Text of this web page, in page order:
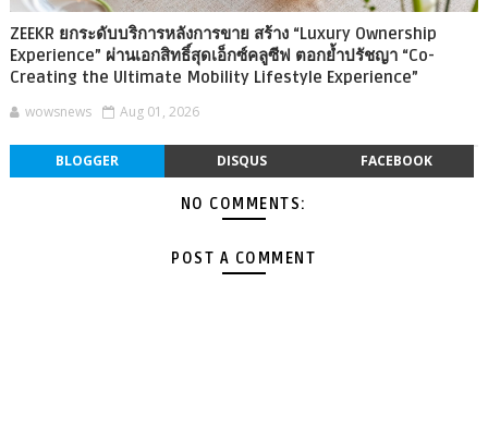
ZEEKR ยกระดับบริการหลังการขาย สร้าง “Luxury Ownership
Experience” ผ่านเอกสิทธิ์สุดเอ็กซ์คลูซีฟ ตอกย้ำปรัชญา “Co-
Creating the Ultimate Mobility Lifestyle Experience”
wowsnews Aug 01, 2026
BLOGGER DISQUS FACEBOOK
NO COMMENTS:
POST A COMMENT